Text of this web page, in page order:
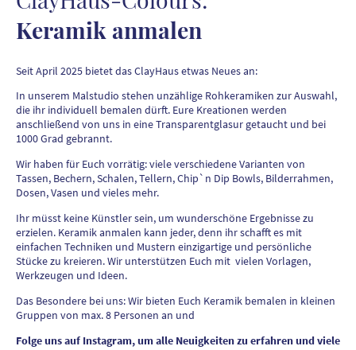
Keramik anmalen
Seit April 2025 bietet das ClayHaus etwas Neues an:
In unserem Malstudio stehen unzählige Rohkeramiken zur Auswahl,
die ihr individuell bemalen dürft. Eure Kreationen werden
anschließend von uns in eine Transparentglasur getaucht und bei
1000 Grad gebrannt.
Wir haben für Euch vorrätig: viele verschiedene Varianten von
Tassen, Bechern, Schalen, Tellern, Chip`n Dip Bowls, Bilderrahmen,
Dosen, Vasen und vieles mehr.
Ihr müsst keine Künstler sein, um wunderschöne Ergebnisse zu
erzielen. Keramik anmalen kann jeder, denn ihr schafft es mit
einfachen Techniken und Mustern einzigartige und persönliche
Stücke zu kreieren. Wir unterstützen Euch mit vielen Vorlagen,
Werkzeugen und Ideen.
Das Besondere bei uns: Wir bieten Euch Keramik bemalen in kleinen
Gruppen von max. 8 Personen an und
Folge uns auf Instagram, um alle Neuigkeiten zu erfahren und viele